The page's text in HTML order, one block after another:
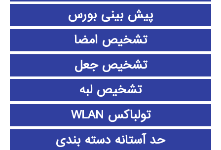
پیش بینی بورس
تشخیص امضا
تشخیص جعل
تشخیص لبه
تولباکس WLAN
حد آستانه دسته بندی